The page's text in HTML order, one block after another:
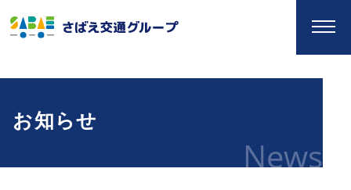
お知らせ
News